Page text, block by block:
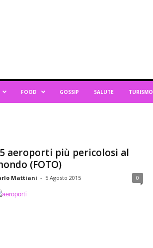
FOOD GOSSIP SALUTE TURISMO
aeroporti più pericolosi al
(FOTO)
Mattiani - 5 Agosto 2015 0